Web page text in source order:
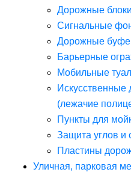
Дорожные блоки
Сигнальные
Дорожные
Барьерные
Мобильные
Искусственные
(лежачие
Пункты для
Защита углов и
Пластины
Уличная, парковая